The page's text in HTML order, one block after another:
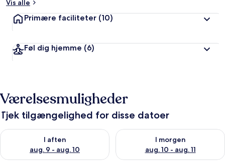
Vis alle
Primære faciliteter (10)
Føl dig hjemme (6)
Værelsesmuligheder
Tjek tilgængelighed for disse datoer
I aften
aug. 9 - aug. 10
Tjek tilgængelighed for i aften aug. 9 - aug. 10
I morgen
aug. 10 - aug. 11
Tjek tilgængelighed for i